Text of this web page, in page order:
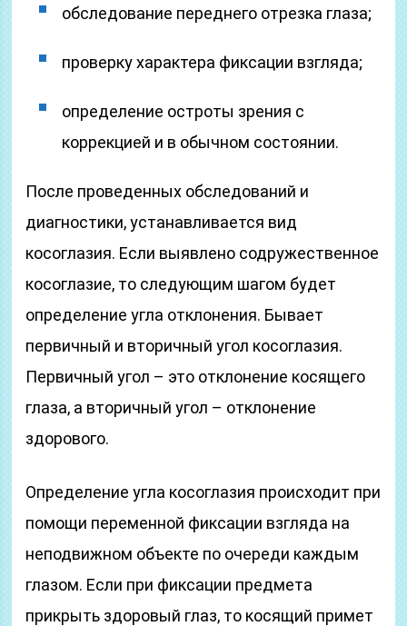
обследование переднего отрезка глаза;
проверку характера фиксации взгляда;
определение остроты зрения с
коррекцией и в обычном состоянии.
После проведенных обследований и
диагностики, устанавливается вид
косоглазия. Если выявлено содружественное
косоглазие, то следующим шагом будет
определение угла отклонения. Бывает
первичный и вторичный угол косоглазия.
Первичный угол – это отклонение косящего
глаза, а вторичный угол – отклонение
здорового.
Определение угла косоглазия происходит при
помощи переменной фиксации взгляда на
неподвижном объекте по очереди каждым
глазом. Если при фиксации предмета
прикрыть здоровый глаз, то косящий примет